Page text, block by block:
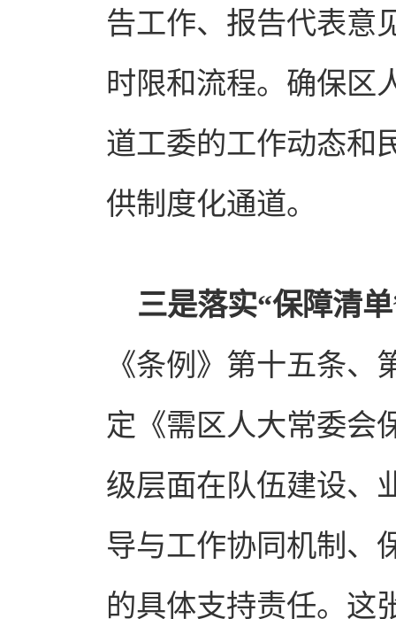
告工作、报告代表意
时限和流程。确保区
道工委的工作动态和
供制度化通道。
三是落实“保障清
《条例》第十五条
定《需区人大常委会
级层面在队伍建设、
导与工作协同机制、
的具体支持责任。这